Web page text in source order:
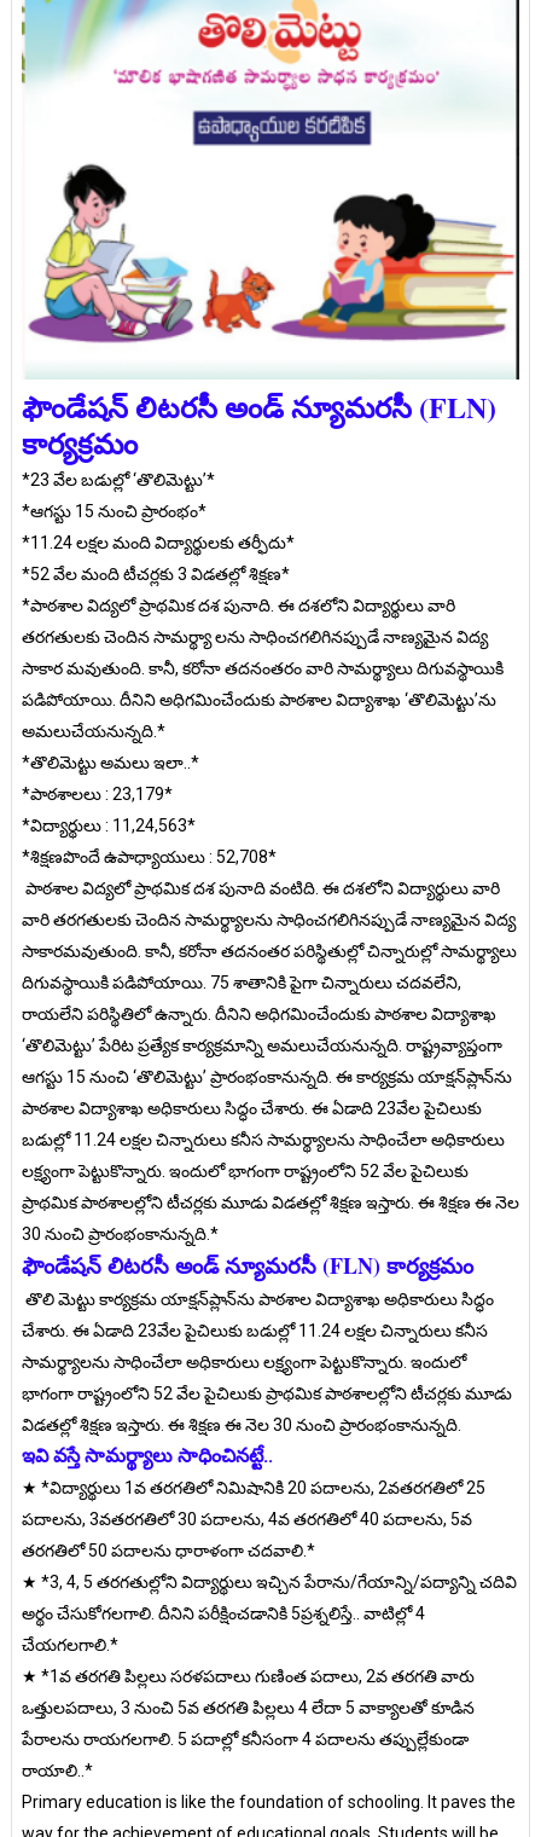
ఫౌండేష‌న్ లిట‌ర‌సీ అండ్ న్యూమరసీ (FLN)
కార్యక్రమం
*23 వేల బడుల్లో ‘తొలిమెట్టు’*
*ఆగస్టు 15 నుంచి ప్రారంభం*
*11.24 లక్షల మంది విద్యార్థులకు తర్ఫీదు*
*52 వేల మంది టీచర్లకు 3 విడతల్లో శిక్షణ*
*పాఠశాల విద్యలో ప్రాథమిక దశ పునాది. ఈ దశలోని విద్యార్థులు వారి
తరగతులకు చెందిన సామర్థ్యా లను సాధించగలిగినప్పుడే నాణ్యమైన విద్య
సాకార మవుతుంది. కానీ, కరోనా తదనంతరం వారి సామర్థ్యాలు దిగువస్థాయికి
పడిపోయాయి. దీనిని అధిగమించేందుకు పాఠశాల విద్యాశాఖ ‘తొలిమెట్టు’ను
అమలుచేయనున్నది.*
*తొలిమెట్టు అమలు ఇలా..*
*పాఠశాలలు : 23,179*
*విద్యార్థులు : 11,24,563*
*శిక్షణపొందే ఉపాధ్యాయులు : 52,708*
పాఠశాల విద్యలో ప్రాథమిక దశ పునాది వంటిది. ఈ దశలోని విద్యార్థులు వారి
వారి తరగతులకు చెందిన సామర్థ్యాలను సాధించగలిగినప్పుడే నాణ్యమైన విద్య
సాకారమవుతుంది. కానీ, కరోనా తదనంతర పరిస్థితుల్లో చిన్నారుల్లో సామర్థ్యాలు
దిగువస్థాయికి పడిపోయాయి. 75 శాతానికి పైగా చిన్నారులు చదవలేని,
రాయలేని పరిస్థితిలో ఉన్నారు. దీనిని అధిగమించేందుకు పాఠశాల విద్యాశాఖ
‘తొలిమెట్టు’ పేరిట ప్రత్యేక కార్యక్రమాన్ని అమలుచేయనున్నది. రాష్ట్రవ్యాప్తంగా
ఆగస్టు 15 నుంచి ‘తొలిమెట్టు’ ప్రారంభంకానున్నది. ఈ కార్యక్రమ యాక్షన్‌ప్లాన్‌ను
పాఠశాల విద్యాశాఖ అధికారులు సిద్ధం చేశారు. ఈ ఏడాది 23వేల పైచిలుకు
బడుల్లో 11.24 లక్షల చిన్నారులు కనీస సామర్థ్యాలను సాధించేలా అధికారులు
లక్ష్యంగా పెట్టుకొన్నారు. ఇందులో భాగంగా రాష్ట్రంలోని 52 వేల పైచిలుకు
ప్రాథమిక పాఠశాలల్లోని టీచర్లకు మూడు విడతల్లో శిక్షణ ఇస్తారు. ఈ శిక్షణ ఈ నెల
30 నుంచి ప్రారంభంకానున్నది.*
ఫౌండేష‌న్ లిట‌ర‌సీ అండ్ న్యూమరసీ (FLN) కార్యక్రమం
తొలి మెట్టు కార్యక్రమ యాక్షన్‌ప్లాన్‌ను పాఠశాల విద్యాశాఖ అధికారులు సిద్ధం
చేశారు. ఈ ఏడాది 23వేల పైచిలుకు బడుల్లో 11.24 లక్షల చిన్నారులు కనీస
సామర్థ్యాలను సాధించేలా అధికారులు లక్ష్యంగా పెట్టుకొన్నారు. ఇందులో
భాగంగా రాష్ట్రంలోని 52 వేల పైచిలుకు ప్రాథమిక పాఠశాలల్లోని టీచర్లకు మూడు
విడతల్లో శిక్షణ ఇస్తారు. ఈ శిక్షణ ఈ నెల 30 నుంచి ప్రారంభంకానున్నది.
ఇవి వస్తే సామర్థ్యాలు సాధించినట్టే..
★ *విద్యార్థులు 1వ తరగతిలో నిమిషానికి 20 పదాలను, 2వతరగతిలో 25
పదాలను, 3వతరగతిలో 30 పదాలను, 4వ తరగతిలో 40 పదాలను, 5వ
తరగతిలో 50 పదాలను ధారాళంగా చదవాలి.*
★ *3, 4, 5 తరగతుల్లోని విద్యార్థులు ఇచ్చిన పేరాను/గేయాన్ని/పద్యాన్ని చదివి
అర్థం చేసుకోగలగాలి. దీనిని పరీక్షించడానికి 5ప్రశ్నలిస్తే.. వాటిల్లో 4
చేయగలగాలి.*
★ *1వ తరగతి పిల్లలు సరళపదాలు గుణింత పదాలు, 2వ తరగతి వారు
ఒత్తులపదాలు, 3 నుంచి 5వ తరగతి పిల్లలు 4 లేదా 5 వాక్యాలతో కూడిన
పేరాలను రాయగలగాలి. 5 పదాల్లో కనీసంగా 4 పదాలను తప్పుల్లేకుండా
రాయాలి..*
Primary education is like the foundation of schooling. It paves the
way for the achievement of educational goals. Students will be